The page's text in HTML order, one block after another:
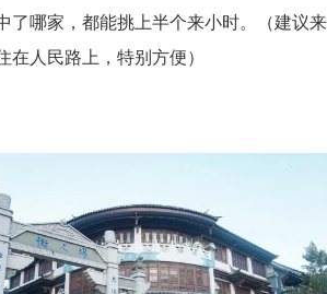
了哪家，都能挑上半个来小时。（建议
在人民路上，特别方便）